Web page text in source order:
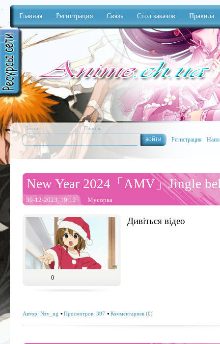
Главная Регистрация Связь Стол заказов Правила
Anime
Логин: Пароль:
Регистрация
New Year 2024「AMV」Jingle
30-12-2023, 19:12 Мусорка
0
Дивіться відео
Автор: Nzv_ng Просмотров: 397 Комментариев (0)